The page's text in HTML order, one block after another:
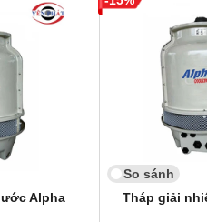
Alpha
So sánh
Tháp giải